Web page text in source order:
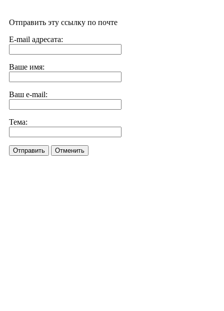
Отправить эту ссылку по почте
E-mail адресата:
Ваше имя:
Ваш e-mail:
Тема:
Отправить Отменить